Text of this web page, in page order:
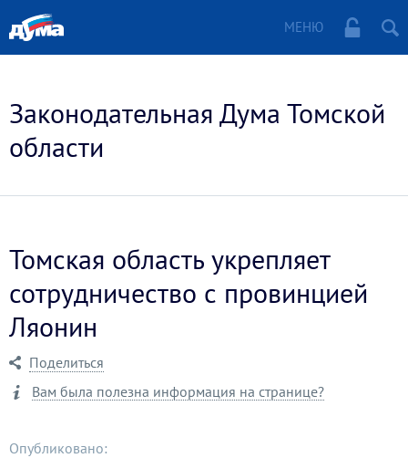
МЕНЮ
Законодательная Дума Томской
области
Томская область укрепляет
сотрудничество с провинцией
Ляонин
Поделиться
Вам была полезна информация на странице?
Опубликовано: